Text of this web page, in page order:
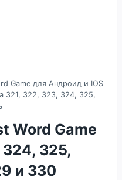
Game для Андроид и IOS
321, 322, 323, 324, 325,
Word Game
324, 325,
и 330